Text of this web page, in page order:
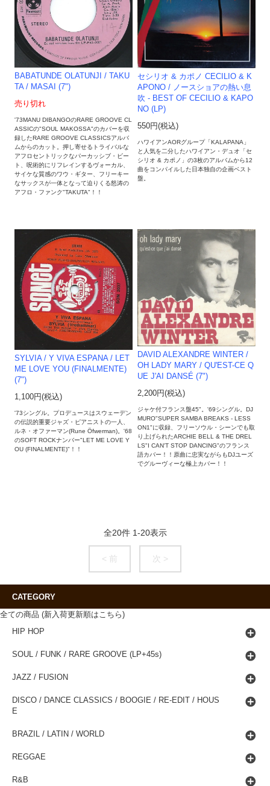
BABATUNDE OLATUNJI ‎/ TAKU
TA / MASAI (7")
売り切れ
'73MANU DIBANGOのRARE GROOVE CL
ASSICの"SOUL MAKOSSA"のカバーを収
録したRARE GROOVE CLASSICSアルバ
ムからのカット。押し寄せるトライバルな
アフロセントリックなパーカッシブ・ビー
ト、呪術的にリフレインするヴォーカル、
サイケな質感のワウ・ギター、フリーキー
なサックスが一体となって迫りくる怒涛の
アフロ・ファンク"TAKUTA"！！
セシリオ & カポノ CECILIO & K
APONO / ノースショアの熱い息
吹 - BEST OF CECILIO & KAPO
NO (LP)
550円(税込)
ハワイアンAORグループ「KALAPANA」
と人気を二分したハワイアン・デュオ「セ
シリオ & カポノ」の3枚のアルバムから12
曲をコンパイルした日本独自の企画ベスト
盤。
SYLVIA / Y VIVA ESPANA / LET
ME LOVE YOU (FINALMENTE)
(7")
1,100円(税込)
'73シングル。プロデュースはスウェーデン
の伝説的重要ジャズ・ピアニストの一人、
ルネ・オファーマン(Rune Öfwerman)。'68
のSOFT ROCKナンバー"LET ME LOVE Y
OU (FINALMENTE)"！！
DAVID ALEXANDRE WINTER /
OH LADY MARY / QU'EST-CE Q
UE J'AI DANSÉ (7")
2,200円(税込)
ジャケ付フランス盤45"。'69シングル。DJ
MURO"SUPER SAMBA BREAKS - LESS
ON1"に収録、フリーソウル・シーンでも取
り上げられたARCHIE BELL & THE DREL
LS"I CAN'T STOP DANCING"のフランス
語カバー！！原曲に忠実ながらもDJユーズ
でグルーヴィーな極上カバー！！
全20件 1-20表示
< 前 次 >
CATEGORY
全ての商品 (新入荷更新順はこちら)
HIP HOP
SOUL / FUNK / RARE GROOVE (LP+45s)
JAZZ / FUSION
DISCO / DANCE CLASSICS / BOOGIE / RE-EDIT / HOUS
E
BRAZIL / LATIN / WORLD
REGGAE
R&B